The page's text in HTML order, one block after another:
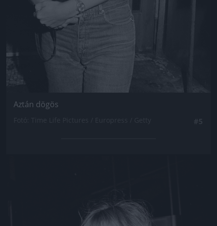
Aztán dögös